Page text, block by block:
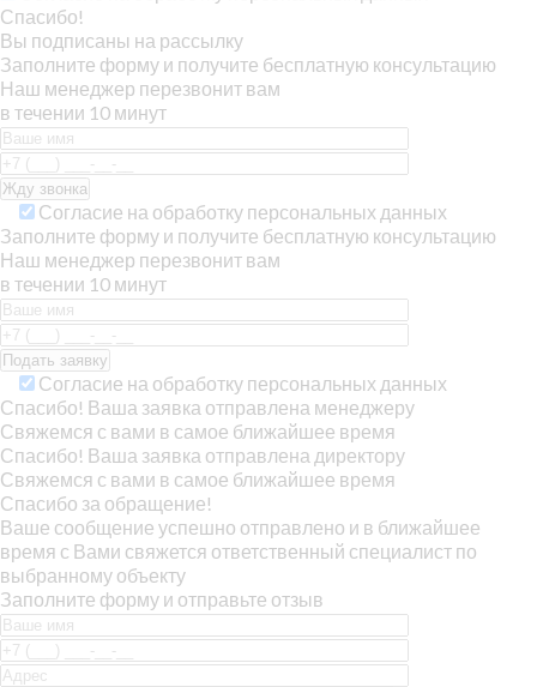
Спасибо!
Вы подписаны на рассылку
Заполните форму и получите бесплатную консультацию
Наш менеджер перезвонит вам
в течении 10 минут
Согласие на обработку персональных данных
Заполните форму и получите бесплатную консультацию
Наш менеджер перезвонит вам
в течении 10 минут
Согласие на обработку персональных данных
Спасибо! Ваша заявка отправлена менеджеру
Свяжемся с вами в самое ближайшее время
Спасибо! Ваша заявка отправлена директору
Свяжемся с вами в самое ближайшее время
Спасибо за обращение!
Ваше сообщение успешно отправлено и в ближайшее
время с Вами свяжется ответственный специалист по
выбранному объекту
Заполните форму и отправьте отзыв